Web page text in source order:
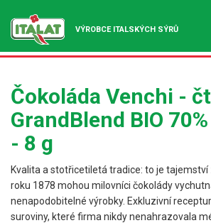
VÝROBCE ITALSKÝCH SÝRŮ
Čokoláda Venchi -
GrandBlend BIO
- 8 g
Kvalita a stotřicetiletá tradice: to je tajemství
roku 1878 mohou milovníci čokolády
nenapodobitelné výrobky. Exkluzivní
suroviny, které firma nikdy nenahrazovala